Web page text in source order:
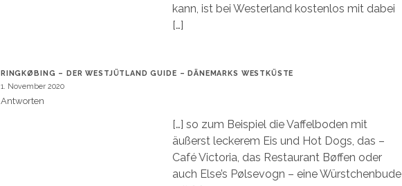
kann, ist bei Westerland kostenlos mit dabei
[…]
RINGKØBING – DER WESTJÜTLAND GUIDE – DÄNEMARKS WESTKÜSTE
1. November 2020
Antworten
[…] so zum Beispiel die Vaffelboden mit
äußerst leckerem Eis und Hot Dogs, das –
Café Victoria, das Restaurant Bøffen oder
auch Else’s Pølsevogn – eine Würstchenbude